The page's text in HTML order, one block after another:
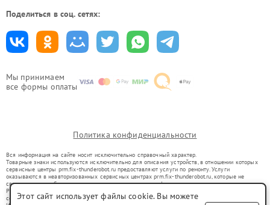
Мы принимаем
все формы оплаты
Поделиться в соц. сетях:
Политика конфиденциальности
Вся информация на сайте носит исключительно справочный характер.
Товарные знаки используются исключительно для описания устройств, в отношении которых
сервисные центры prm.fix-thunderobot.ru предоставляют услуги по ремонту. Услуги
оказываются в неавторизованных сервисных центрах prm.fix-thunderobot.ru, которые не
связаны с правообладателями товарных знаков или их официальными представителями.
Ремонт осуществляется для устройств, уже введенных в гражданский оборот в соответствии
со статьей 1487 ГК РФ.
Этот сайт использует файлы cookie. Вы можете